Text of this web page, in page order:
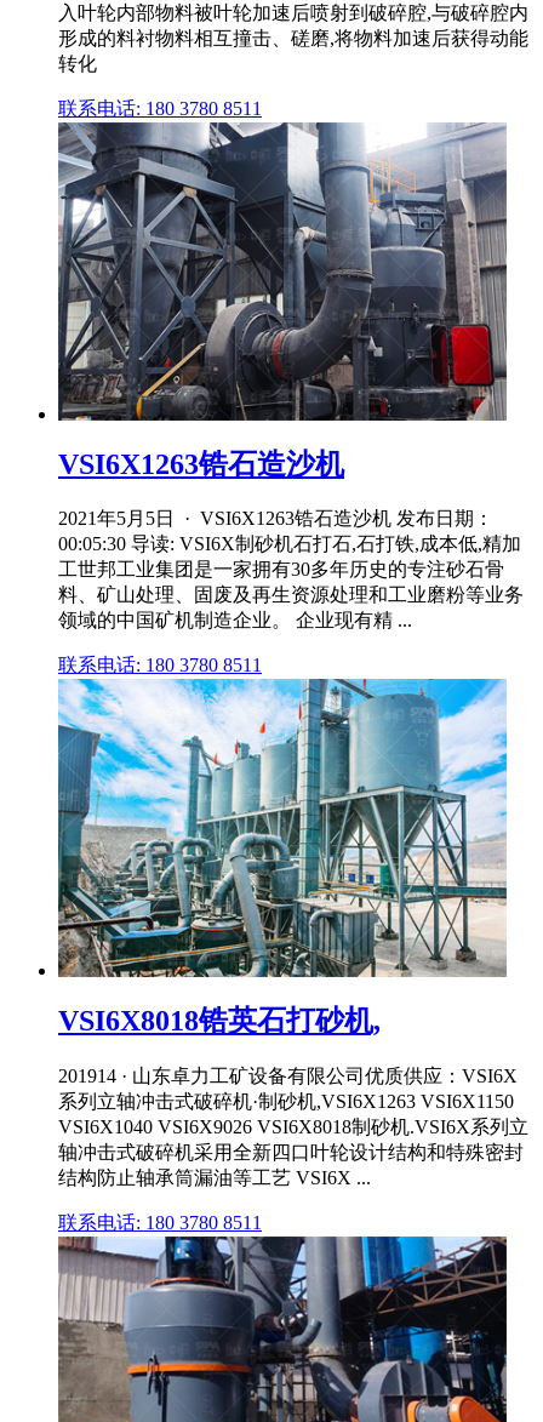
入叶轮内部物料被叶轮加速后喷射到破碎腔,与破碎腔内
形成的料衬物料相互撞击、磋磨,将物料加速后获得动能
转化
联系电话: 180 3780 8511
VSI6X1263锆石造沙机
2021年5月5日 · VSI6X1263锆石造沙机 发布日期：
00:05:30 导读: VSI6X制砂机石打石,石打铁,成本低,精加
工世邦工业集团是一家拥有30多年历史的专注砂石骨
料、矿山处理、固废及再生资源处理和工业磨粉等业务
领域的中国矿机制造企业。 企业现有精 ...
联系电话: 180 3780 8511
VSI6X8018锆英石打砂机,
201914 · 山东卓力工矿设备有限公司优质供应：VSI6X
系列立轴冲击式破碎机·制砂机,VSI6X1263 VSI6X1150
VSI6X1040 VSI6X9026 VSI6X8018制砂机.VSI6X系列立
轴冲击式破碎机采用全新四口叶轮设计结构和特殊密封
结构防止轴承筒漏油等工艺 VSI6X ...
联系电话: 180 3780 8511